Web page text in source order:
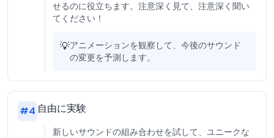
せるのに役立ちます。注意深く見て、注意深く聞い
てください！
💡アニメーションを観察して、今後のサウンド
の変更を予測します。
#4 自由に実験
新しいサウンドの組み合わせを試して、ユニークな